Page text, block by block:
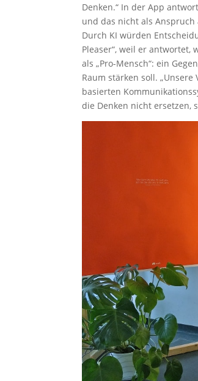
Denken.“ In der App
und das nicht als
Durch KI würden
Pleaser“, weil er antwortet,
als „Pro-Mensch“: ein
Raum stärken soll.
basierten
die Denken nicht ersetzen,